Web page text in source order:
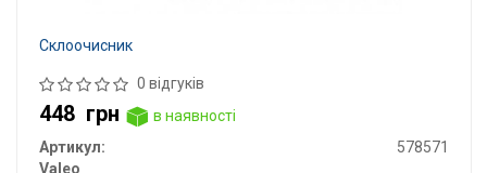
Склоочисник
0 відгуків
448 грн
в наявності
Артикул:
578571
Valeo